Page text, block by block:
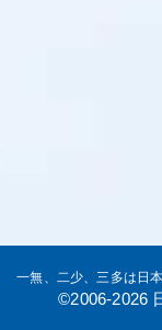
一無、二少、三多は日
©2006-2026